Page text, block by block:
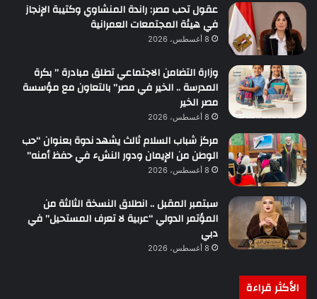
عقول تحب مصر: راندة المنشاوي وكتيبة الإنجاز
في هيئة المجتمعات العمرانية
8 أغسطس، 2026
وزارة التضامن الاجتماعي تطلق مبادرة ” بكرة
المدرسة .. الخير في مصر” بالتعاون مع مؤسسة
مصر الخير
8 أغسطس، 2026
مركز شباب السلام ثالث يشهد ندوة بعنوان “حب
الوطن من الإيمان ودور النشء في حفظ أمنه”
8 أغسطس، 2026
سبتمبر المقبل .. انطلاق النسخة الثالثة من
المؤتمر الدولي “عربية لا تعرف المستحيل” في
دبي
8 أغسطس، 2026
الأكثر قراءة